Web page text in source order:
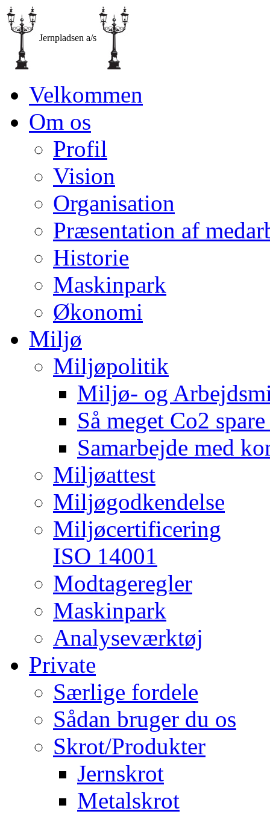
Jernpladsen a/s
Velkommen
Om os
Profil
Vision
Organisation
Præsentation af
Historie
Maskinpark
Økonomi
Miljø
Miljøpolitik
Miljø- og
Så meget Co2
Samarbejde med
Miljøattest
Miljøgodkendelse
Miljøcertificering
ISO 14001
Modtageregler
Maskinpark
Analyseværktøj
Private
Særlige fordele
Sådan bruger du os
Skrot/Produkter
Jernskrot
Metalskrot